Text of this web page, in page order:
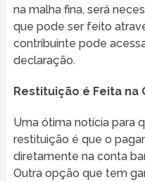
na malha fina, será
que pode ser feito
contribuinte pode
declaração.
Restituição é Feita na
Uma ótima notícia para
restituição é que o
diretamente na conta
Outra opção que tem